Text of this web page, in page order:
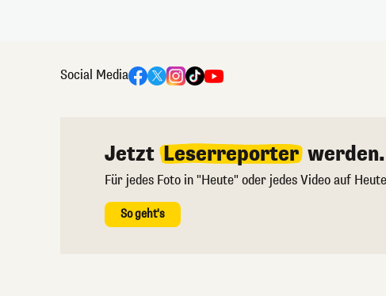
Social Media
Jetzt Leserreporter werden.
Für jedes Foto in "Heute" oder jedes Video auf
So geht's